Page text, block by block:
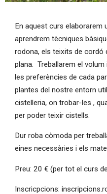
En aquest curs elaborarem
aprendrem tècniques
rodona, els teixits de cordó
plana. Treballarem el
les preferències de cada
plantes del nostre entorn
cistelleria, on trobar-les ,
per poder teixir cistells.
Dur roba còmoda per
eines necessàries i els
Preu: 20 € (per tot el curs
Inscricpcions: